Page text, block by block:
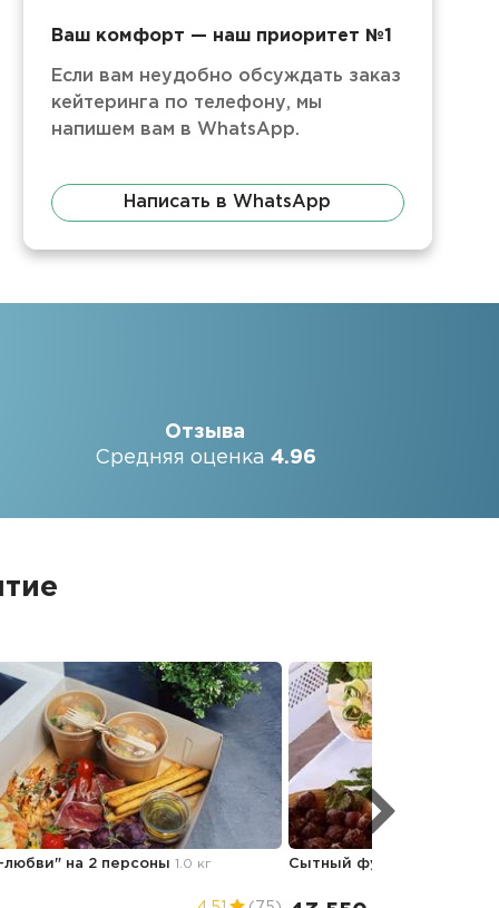
Ваш комфорт — наш приоритет №1
Если вам неудобно обсуждать заказ
кейтеринга по телефону, мы
напишем вам в WhatsApp.
Написать в WhatsApp
Отзыва
Средняя оценка 4.96
любви" на 2 персоны1.0 кг Сытный фуршетный сет